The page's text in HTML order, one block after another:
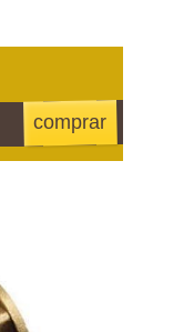
comprar